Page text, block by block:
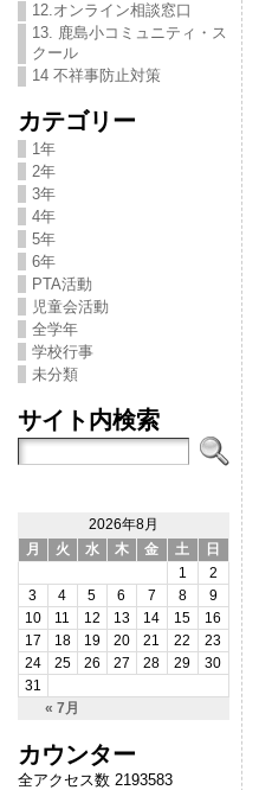
12.オンライン相談窓口
13. 鹿島小コミュニティ・ス
クール
14 不祥事防止対策
カテゴリー
1年
2年
3年
4年
5年
6年
PTA活動
児童会活動
全学年
学校行事
未分類
サイト内検索
2026年8月
月
火 水 木 金 土 日
« 7月
1
2
3
4 5 6 7 8
9
10
11 12 13 14 15
16
17
18 19 20 21 22
23
24
25 26 27 28 29
30
31
カウンター
全アクセス数 2193583